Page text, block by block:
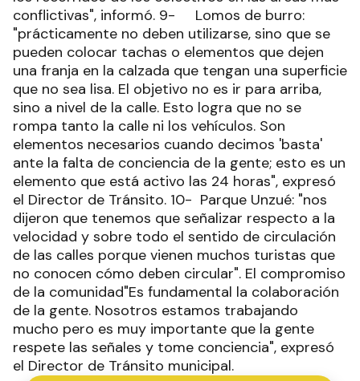
conflictivas", informó. 9- Lomos de burro:
"prácticamente no deben utilizarse, sino que se
pueden colocar tachas o elementos que dejen
una franja en la calzada que tengan una superficie
que no sea lisa. El objetivo no es ir para arriba,
sino a nivel de la calle. Esto logra que no se
rompa tanto la calle ni los vehículos. Son
elementos necesarios cuando decimos 'basta'
ante la falta de conciencia de la gente; esto es un
elemento que está activo las 24 horas", expresó
el Director de Tránsito. 10- Parque Unzué: "nos
dijeron que tenemos que señalizar respecto a la
velocidad y sobre todo el sentido de circulación
de las calles porque vienen muchos turistas que
no conocen cómo deben circular". El compromiso
de la comunidad"Es fundamental la colaboración
de la gente. Nosotros estamos trabajando
mucho pero es muy importante que la gente
respete las señales y tome conciencia", expresó
el Director de Tránsito municipal.